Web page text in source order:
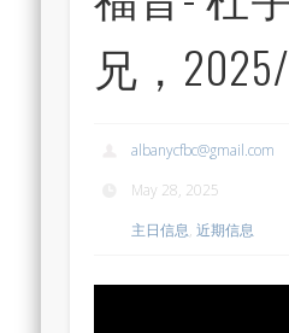
兄，
albanycfbc@gmail.com
May 28, 2025
主日信息,近期信息